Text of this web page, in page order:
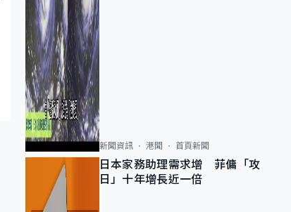
新聞資訊 港聞 首頁新聞
日本家務助理需求增 菲傭「攻
日」十年增長近一倍